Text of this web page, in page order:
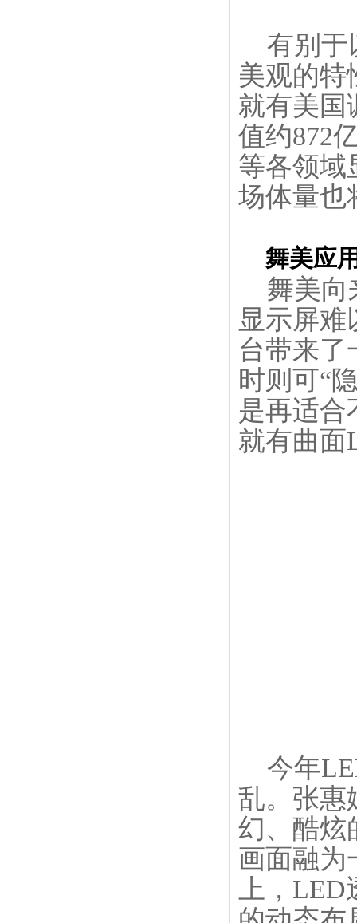
有别于
美观的特
就有美国
值约872
等各领域
场体量也
舞美应
舞美向
显示屏
台带来了
时则可“
是再适合
就有曲面
今年
乱。张惠
幻、酷炫
画面融为
上，